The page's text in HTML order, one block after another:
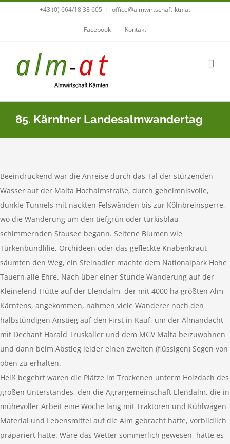
+43 (0) 664/18 38 605 | office@almwirtschaft-ktn.at
Facebook Kontakt
85. Kärntner Landesalmwandertag
Beeindruckend war die Anreise durch das Tal der stürzenden
Wasser auf der Malta Hochalmstraße, durch geheimnisvolle,
dunkle Tunnels mit nackten Felswänden bis zur Kölnbreinsperre,
wo die Wanderung um den tiefgrün oder türkisblau
schimmernden Stausee begann. Seltene Blumen wie
Türkenbundlilie, Orchideen oder das gefleckte Knabenkraut
säumten den Weg, ein Steinadler machte dem Nationalpark Hohe
Tauern alle Ehre. Nach über einer Stunde Wanderung auf der
Kleinelend-Hütte auf der Elendalm, der mit 4000 ha größten Alm
Kärntens, angekommen, nahmen viele Wanderer noch den
halbstündigen Anstieg auf den First in Kauf, um der Almandacht
mit Dechant Harald Truskaller und dem MGV Malta beizuwohnen
und dann beim Abstieg leider einen zweiten (flüssigen) Segen von
oben zu erhalten.
Heiß begehrt waren die Plätze im Trockenen unterm Holzdach des
großen Unterstandes, den die Agrargemeinschaft Elendalm, die in
mühevoller Arbeit eine Woche lang mit Traktoren und Kühlwägen
Material und Lebensmittel auf die Alm gebracht hatte, vorbildlich
präpariert hatte. Wäre das Wetter sommerlich gewesen, hätte es